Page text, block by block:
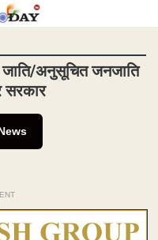
अनुसूचित जनजाति
सरकार